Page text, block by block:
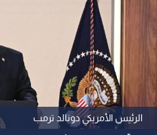
الرئيس الأمريكي دونالد ترمب